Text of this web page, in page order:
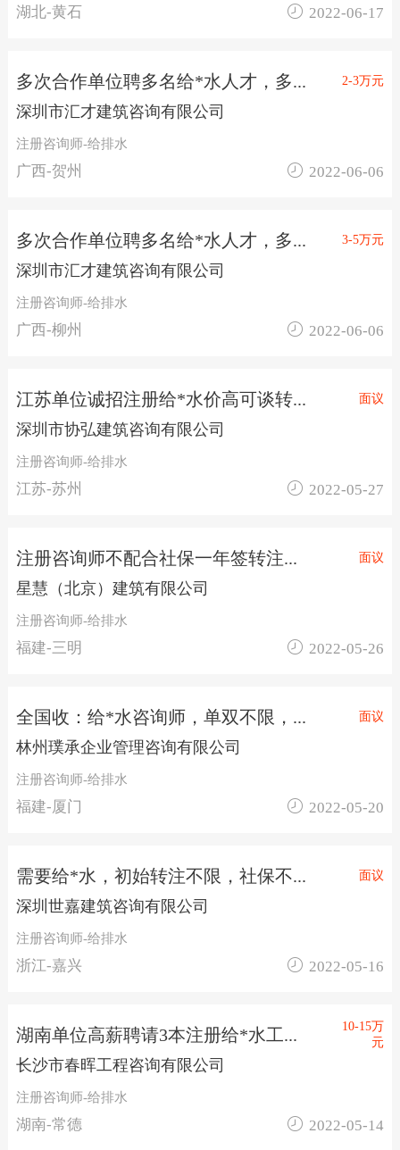
湖北-黄石  2022-06-17
多次合作单位聘多名给*水人才，多... 2-3万元
深圳市汇才建筑咨询有限公司
注册咨询师-给排水
广西-贺州  2022-06-06
多次合作单位聘多名给*水人才，多... 3-5万元
深圳市汇才建筑咨询有限公司
注册咨询师-给排水
广西-柳州  2022-06-06
江苏单位诚招注册给*水价高可谈转... 面议
深圳市协弘建筑咨询有限公司
注册咨询师-给排水
江苏-苏州  2022-05-27
注册咨询师不配合社保一年签转注... 面议
星慧（北京）建筑有限公司
注册咨询师-给排水
福建-三明  2022-05-26
全国收：给*水咨询师，单双不限，... 面议
林州璞承企业管理咨询有限公司
注册咨询师-给排水
福建-厦门  2022-05-20
需要给*水，初始转注不限，社保不... 面议
深圳世嘉建筑咨询有限公司
注册咨询师-给排水
浙江-嘉兴  2022-05-16
湖南单位高薪聘请3本注册给*水工...
10-15万
元
长沙市春晖工程咨询有限公司
注册咨询师-给排水
湖南-常德  2022-05-14